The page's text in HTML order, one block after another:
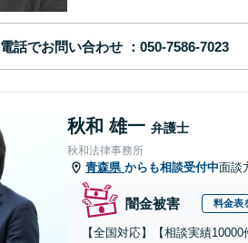
電話でお問い合わせ
秋和 雄一 弁護士
秋和法律事務所
青森県 からも相談受付中面談
闇金被害 料金表
【全国対応】【相談実績